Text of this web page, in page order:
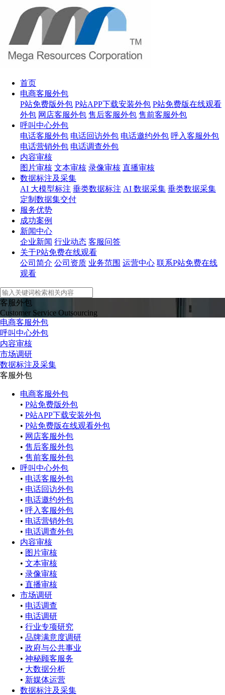
首页
电商客服外包
P站免费版外包 P站APP下载安装外包 P站免费版在线观看
外包 网店客服外包 售后客服外包 售前客服外包
呼叫中心外包
电话客服外包 电话回访外包 电话邀约外包 呼入客服外包
电话营销外包 电话调查外包
内容审核
图片审核 文本审核 录像审核 直播审核
数据标注及采集
AI 大模型标注 垂类数据标注 AI 数据采集 垂类数据采集
定制数据集交付
服务优势
成功案例
新闻中心
企业新闻 行业动态 客服问答
关于P站免费在线观看
公司简介 公司资质 业务范围 运营中心 联系P站免费在线
观看
客服外包
Customer Service Outsourcing
电商客服外包
呼叫中心外包
内容审核
市场调研
数据标注及采集
客服外包
电商客服外包
• P站免费版外包
• P站APP下载安装外包
• P站免费版在线观看外包
• 网店客服外包
• 售后客服外包
• 售前客服外包
呼叫中心外包
• 电话客服外包
• 电话回访外包
• 电话邀约外包
• 呼入客服外包
• 电话营销外包
• 电话调查外包
内容审核
• 图片审核
• 文本审核
• 录像审核
• 直播审核
市场调研
• 电话调查
• 电话调研
• 行业专项研究
• 品牌满意度调研
• 政府与公共事业
• 神秘顾客服务
• 大数据分析
• 新媒体运营
数据标注及采集